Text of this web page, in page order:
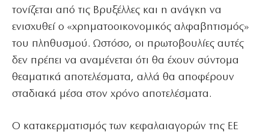
τονίζεται από τις Βρυξέλλες και η ανάγκη να
ενισχυθεί ο «χρηματοοικονομικός αλφαβητισμός»
του πληθυσμού. Ωστόσο, οι πρωτοβουλίες αυτές
δεν πρέπει να αναμένεται ότι θα έχουν σύντομα
θεαματικά αποτελέσματα, αλλά θα αποφέρουν
σταδιακά μέσα στον χρόνο αποτελέσματα.
Ο κατακερματισμός των κεφαλαιαγορών της ΕΕ